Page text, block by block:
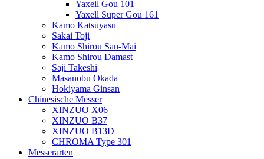
Yaxell Gou 101
Yaxell Super Gou 161
Kamo Katsuyasu
Sakai Toji
Kamo Shirou San-Mai
Kamo Shirou Damast
Saji Takeshi
Masanobu Okada
Hokiyama Ginsan
Chinesische Messer
XINZUO X06
XINZUO B37
XINZUO B13D
CHROMA Type 301
Messerarten